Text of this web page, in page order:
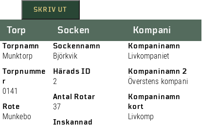
SKRIV UT
Torp
Torpnamn
Munktorp
Torpnumme
r
0141
Rote
Munkebo
Socken
Sockennamn
Björkvik
Härads ID
2
Antal Rotar
37
Inskannad
Kompani
Kompaninamn
Livkompaniet
Kompaninamn 2
Överstens kompani
Kompaninamn
kort
Livkomp